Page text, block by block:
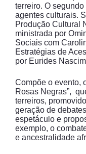
terreiro. O
agentes culturais.
Produção Cultural
ministrada por
Sociais com
Estratégias de
por Eurides
Compõe o evento,
Rosas Negras”,
terreiros,
geração de
espetáculo e
exemplo, o
e ancestralidade